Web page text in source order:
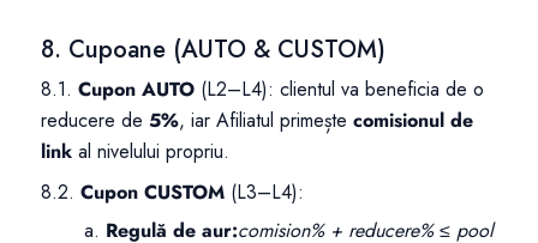
8. Cupoane (AUTO & CUSTOM)
8.1. Cupon AUTO (L2–L4): clientul va beneficia de o
reducere de 5%, iar Afiliatul primește comisionul de
link al nivelului propriu.
8.2. Cupon CUSTOM (L3–L4):
Regulă de aur:comision% + reducere% ≤ pool